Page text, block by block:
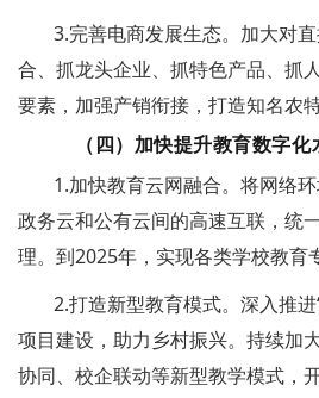
3.完善电商发展生态。加大对
合、抓龙头企业、抓特色产品、抓
要素，加强产销衔接，打造知名农
（四）加快提升教育数字化
1.加快教育云网融合。将网络
政务云和公有云间的高速互联，统
理。到2025年，实现各类学校教育
2.打造新型教育模式。深入推
项目建设，助力乡村振兴。持续加
协同、校企联动等新型教学模式，